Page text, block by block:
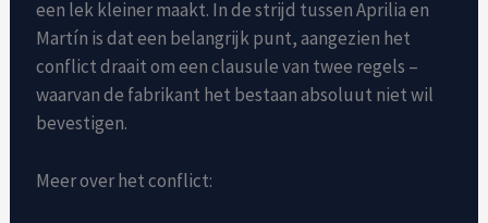
een lek kleiner maakt. In de strijd tussen Aprilia en
Martín is dat een belangrijk punt, aangezien het
conflict draait om een clausule van twee regels –
waarvan de fabrikant het bestaan absoluut niet wil
bevestigen.
Meer over het conflict: